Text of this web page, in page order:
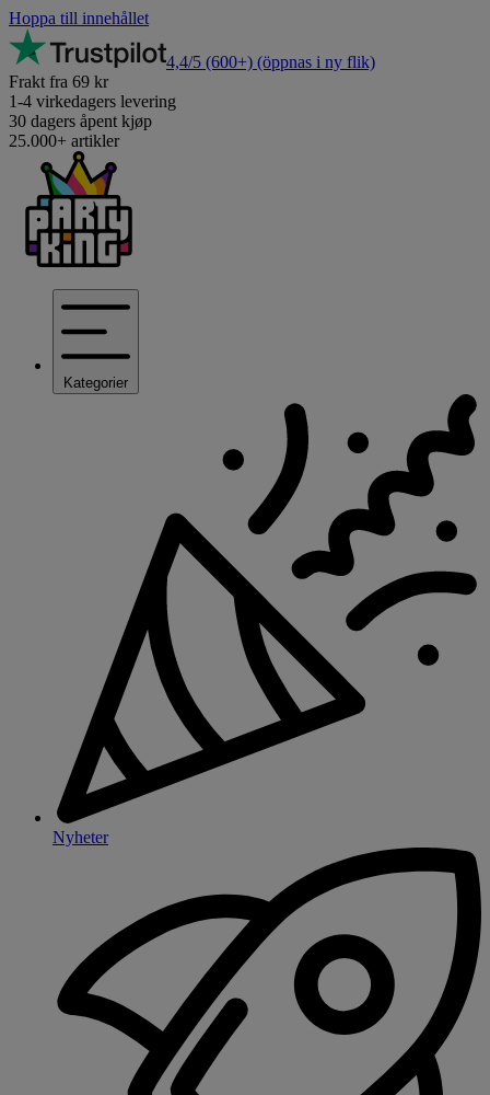
Hoppa till innehållet
4,4/5 (600+) (öppnas i ny flik)
Frakt fra 69 kr
1-4 virkedagers levering
30 dagers åpent kjøp
25.000+ artikler
Kategorier
Nyheter